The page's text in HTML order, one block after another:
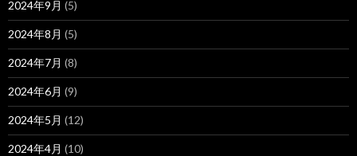
2024年9月 (5)
2024年8月 (5)
2024年7月 (8)
2024年6月 (9)
2024年5月 (12)
2024年4月 (10)